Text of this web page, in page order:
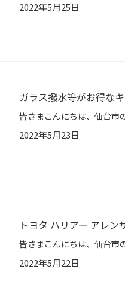
2022年5月25日
ガラス撥水等がお得な
2022年5月23日
トヨタ ハリアー アレ
2022年5月22日